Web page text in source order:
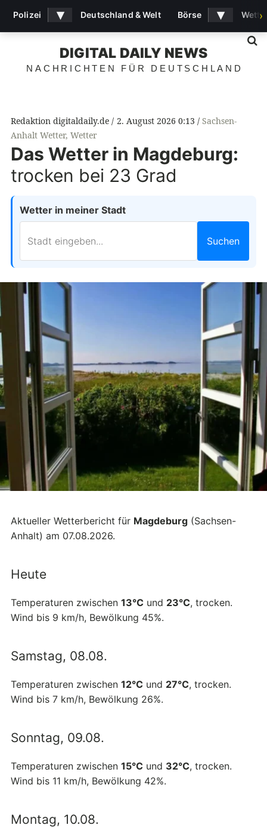
DIGITAL DAILY NEWS
NACHRICHTEN FÜR DEUTSCHLAND
Redaktion digitaldaily.de 2. August 2026 0:13
Sachsen-
Anhalt Wetter, Wetter
Das Wetter in Magdeburg:
trocken bei 23 Grad
Wetter in meiner Stadt
Suchen
Aktueller Wetterbericht für Magdeburg (Sachsen-
Anhalt) am 07.08.2026.
Heute
Temperaturen zwischen 13°C und 23°C, trocken.
Wind bis 9 km/h, Bewölkung 45%.
Samstag, 08.08.
Temperaturen zwischen 12°C und 27°C, trocken.
Wind bis 7 km/h, Bewölkung 26%.
Sonntag, 09.08.
Temperaturen zwischen 15°C und 32°C, trocken.
Wind bis 11 km/h, Bewölkung 42%.
Montag, 10.08.
Polizei ▾ Deutschland & Welt Börse ▾ ›